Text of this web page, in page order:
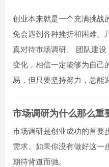
创业本来就是一个充满挑战
免会遇到各种挫折和困难。
真对待市场调研、 团队建设
变化，相信一定能够为自己
易，但只要坚持努力，总能
市场调研为什么那么重
市场调研是创业成功的首要
需求。如果你没有做好这一
期待背道而驰。